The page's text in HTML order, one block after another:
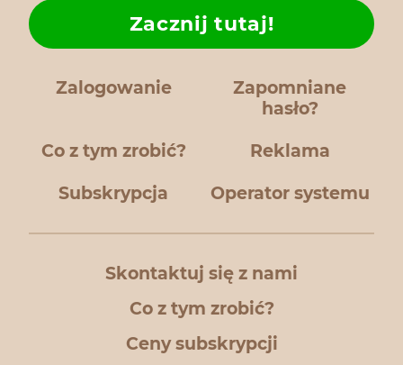
Zalogowanie
Zapomniane
hasło?
Co z tym zrobić?
Zacznij tutaj!
Reklama
Subskrypcja Operator systemu
Skontaktuj się z nami
Co z tym zrobić?
Ceny subskrypcji